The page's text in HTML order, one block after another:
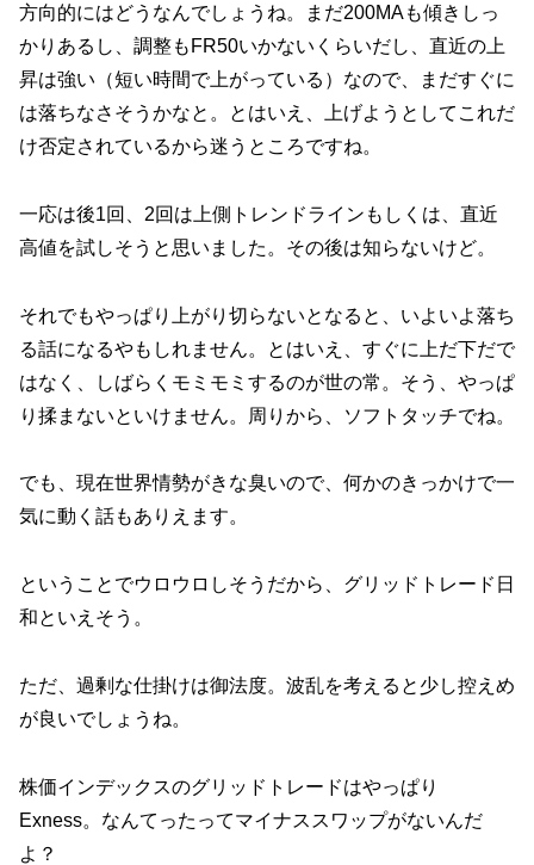
方向的にはどうなんでしょうね。まだ200MAも傾きしっ
かりあるし、調整もFR50いかないくらいだし、直近の上
昇は強い（短い時間で上がっている）なので、まだすぐに
は落ちなさそうかなと。とはいえ、上げようとしてこれだ
け否定されているから迷うところですね。
一応は後1回、2回は上側トレンドラインもしくは、直近
高値を試しそうと思いました。その後は知らないけど。
それでもやっぱり上がり切らないとなると、いよいよ落ち
る話になるやもしれません。とはいえ、すぐに上だ下だで
はなく、しばらくモミモミするのが世の常。そう、やっぱ
り揉まないといけません。周りから、ソフトタッチでね。
でも、現在世界情勢がきな臭いので、何かのきっかけで一
気に動く話もありえます。
ということでウロウロしそうだから、グリッドトレード日
和といえそう。
ただ、過剰な仕掛けは御法度。波乱を考えると少し控えめ
が良いでしょうね。
株価インデックスのグリッドトレードはやっぱり
Exness。なんてったってマイナススワップがないんだ
よ？